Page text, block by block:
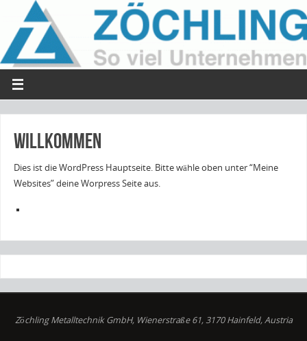
Willkommen
Dies ist die WordPress Hauptseite. Bitte wähle oben unter “Meine
Websites” deine Worpress Seite aus.
Zöchling Metalltechnik GmbH, Wienerstraße 61, 3170 Hainfeld, Austria